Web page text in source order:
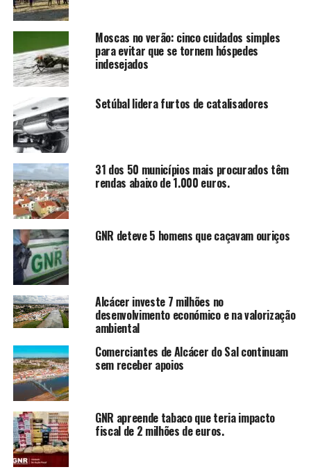
Moscas no verão: cinco cuidados simples
para evitar que se tornem hóspedes
indesejados
Setúbal lidera furtos de catalisadores
31 dos 50 municípios mais procurados têm
rendas abaixo de 1.000 euros.
GNR deteve 5 homens que caçavam ouriços
Alcácer investe 7 milhões no
desenvolvimento económico e na valorização
ambiental
Comerciantes de Alcácer do Sal continuam
sem receber apoios
GNR apreende tabaco que teria impacto
fiscal de 2 milhões de euros.